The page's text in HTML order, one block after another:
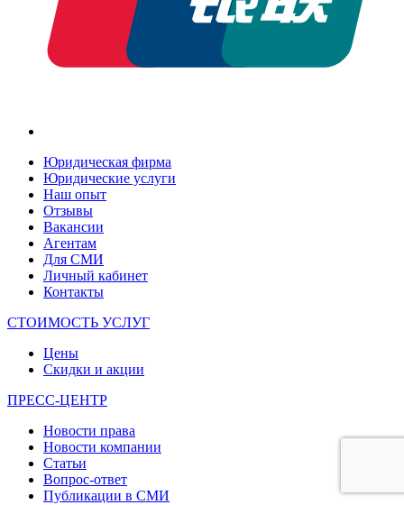
Юридическая фирма
Юридические услуги
Наш опыт
Отзывы
Вакансии
Агентам
Для СМИ
Личный кабинет
Контакты
СТОИМОСТЬ УСЛУГ
Цены
Скидки и акции
ПРЕСС-ЦЕНТР
Новости права
Новости компании
Статьи
Вопрос-ответ
Публикации в СМИ